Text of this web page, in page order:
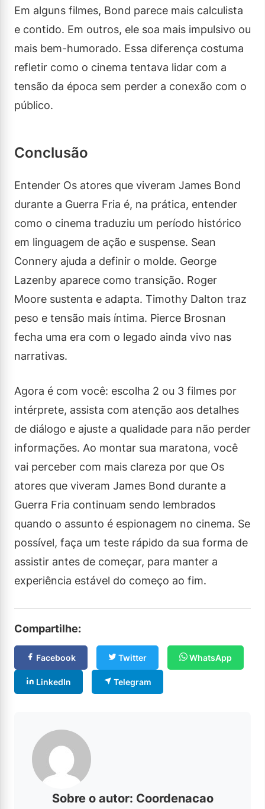
Em alguns filmes, Bond parece mais calculista
e contido. Em outros, ele soa mais impulsivo ou
mais bem-humorado. Essa diferença costuma
refletir como o cinema tentava lidar com a
tensão da época sem perder a conexão com o
público.
Conclusão
Entender Os atores que viveram James Bond
durante a Guerra Fria é, na prática, entender
como o cinema traduziu um período histórico
em linguagem de ação e suspense. Sean
Connery ajuda a definir o molde. George
Lazenby aparece como transição. Roger
Moore sustenta e adapta. Timothy Dalton traz
peso e tensão mais íntima. Pierce Brosnan
fecha uma era com o legado ainda vivo nas
narrativas.
Agora é com você: escolha 2 ou 3 filmes por
intérprete, assista com atenção aos detalhes
de diálogo e ajuste a qualidade para não perder
informações. Ao montar sua maratona, você
vai perceber com mais clareza por que Os
atores que viveram James Bond durante a
Guerra Fria continuam sendo lembrados
quando o assunto é espionagem no cinema. Se
possível, faça um teste rápido da sua forma de
assistir antes de começar, para manter a
experiência estável do começo ao fim.
Compartilhe:
Facebook Twitter WhatsApp
LinkedIn Telegram
Sobre o autor: Coordenacao